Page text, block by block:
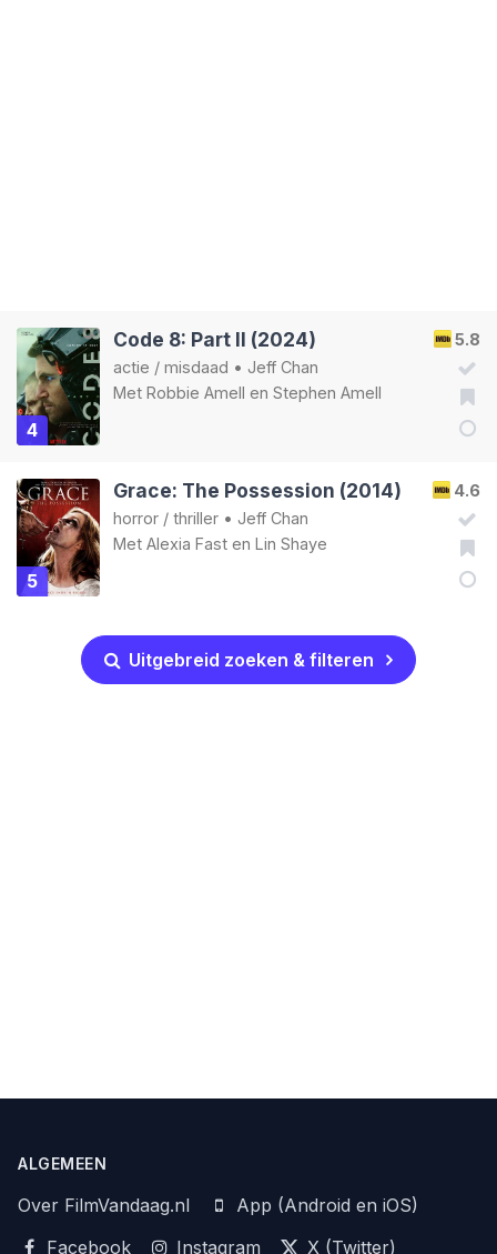
4
5.8
Code 8: Part II (2024)
actie / misdaad • Jeff Chan
Met Robbie Amell en Stephen Amell
5
4.6
Grace: The Possession (2014)
horror / thriller • Jeff Chan
Met Alexia Fast en Lin Shaye
Uitgebreid zoeken & filteren
ALGEMEEN
Over FilmVandaag.nl
App (Android en iOS)
Facebook
Instagram X (Twitter)